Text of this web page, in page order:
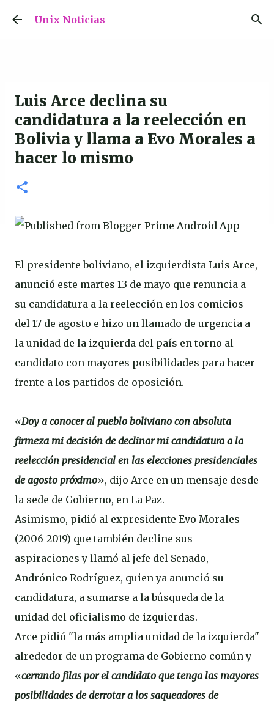
Ir al contenido principal
Unix Noticias
Luis Arce declina su
candidatura a la reelección en
Bolivia y llama a Evo Morales a
hacer lo mismo
El presidente boliviano, el izquierdista Luis Arce,
anunció este martes 13 de mayo que renuncia a
su candidatura a la reelección en los comicios
del 17 de agosto e hizo un llamado de urgencia a
la unidad de la izquierda del país en torno al
candidato con mayores posibilidades para hacer
frente a los partidos de oposición.
«Doy a conocer al pueblo boliviano con absoluta
firmeza mi decisión de declinar mi candidatura a la
reelección presidencial en las elecciones presidenciales
de agosto próximo», dijo Arce en un mensaje desde
la sede de Gobierno, en La Paz.
Asimismo, pidió al expresidente Evo Morales
(2006-2019) que también decline sus
aspiraciones y llamó al jefe del Senado,
Andrónico Rodríguez, quien ya anunció su
candidatura, a sumarse a la búsqueda de la
unidad del oficialismo de izquierdas.
Arce pidió "la más amplia unidad de la izquierda"
alrededor de un programa de Gobierno común y
«cerrando filas por el candidato que tenga las mayores
posibilidades de derrotar a los saqueadores de